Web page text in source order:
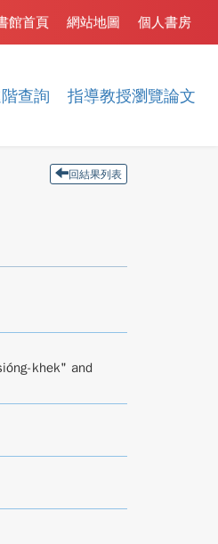
查詢 指導教授瀏覽論文
個人書房
網站地圖
館首頁
回結果列表
khek" and